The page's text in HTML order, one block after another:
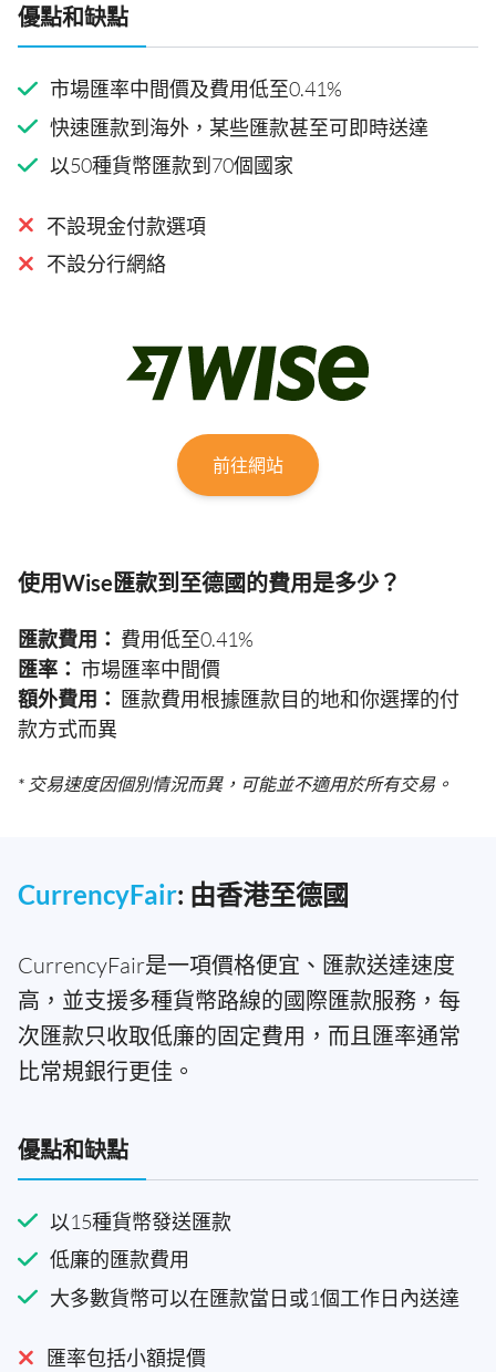
優點和缺點
市場匯率中間價及費用低至0.41%
快速匯款到海外，某些匯款甚至可即時送達
以50種貨幣匯款到70個國家
不設現金付款選項
不設分行網絡
前往網站
使用Wise匯款到至德國的費用是多少？
匯款費用： 費用低至0.41%
匯率： 市場匯率中間價
額外費用： 匯款費用根據匯款目的地和你選擇的付
款方式而異
* 交易速度因個別情況而異，可能並不適用於所有交易。
CurrencyFair: 由香港至德國
CurrencyFair是一項價格便宜、匯款送達速度
高，並支援多種貨幣路線的國際匯款服務，每
次匯款只收取低廉的固定費用，而且匯率通常
比常規銀行更佳。
優點和缺點
以15種貨幣發送匯款
低廉的匯款費用
大多數貨幣可以在匯款當日或1個工作日內送達
匯率包括小額提價